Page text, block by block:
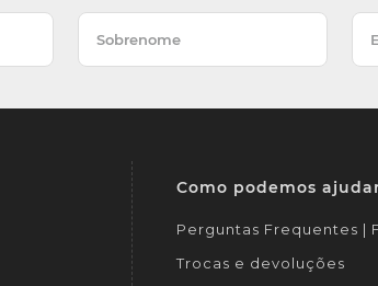
Como podemos
Perguntas Frequentes |
Trocas e devoluções